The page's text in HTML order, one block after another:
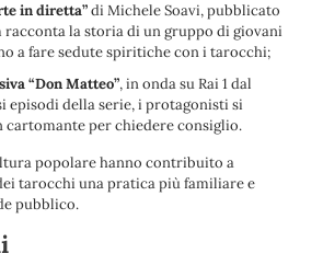
in diretta”di Michele Soavi, pubblicato
racconta la storia di un gruppo di giovani
a fare sedute spiritiche con i tarocchi;
“Don Matteo”, in onda su Rai 1 dal
episodi della serie, i protagonisti si
cartomante per chiedere consiglio.
popolare hanno contribuito a
tarocchi una pratica più familiare e
pubblico.